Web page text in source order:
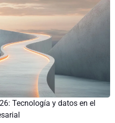
Tecnología y datos en el